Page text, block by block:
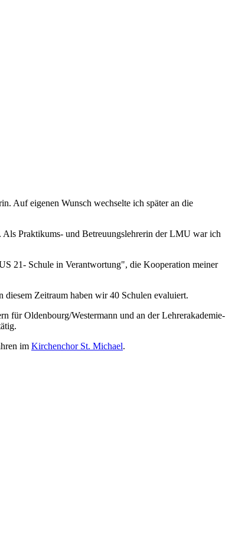
Auf eigenen Wunsch wechselte ich später an die
Praktikums- und Betreuungslehrerin der LMU war ich
21- Schule in Verantwortung", die Kooperation meiner
Zeitraum haben wir 40 Schulen evaluiert.
für Oldenbourg/Westermann und an der Lehrerakademie-
im Kirchenchor St. Michael.